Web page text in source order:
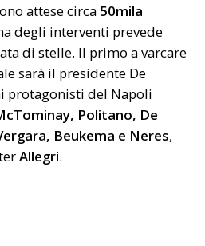
attese circa 50mila
degli interventi prevede
di stelle. Il primo a varcare
sarà il presidente De
protagonisti del Napoli
Politano, De
Beukema e Neres,
Allegri.